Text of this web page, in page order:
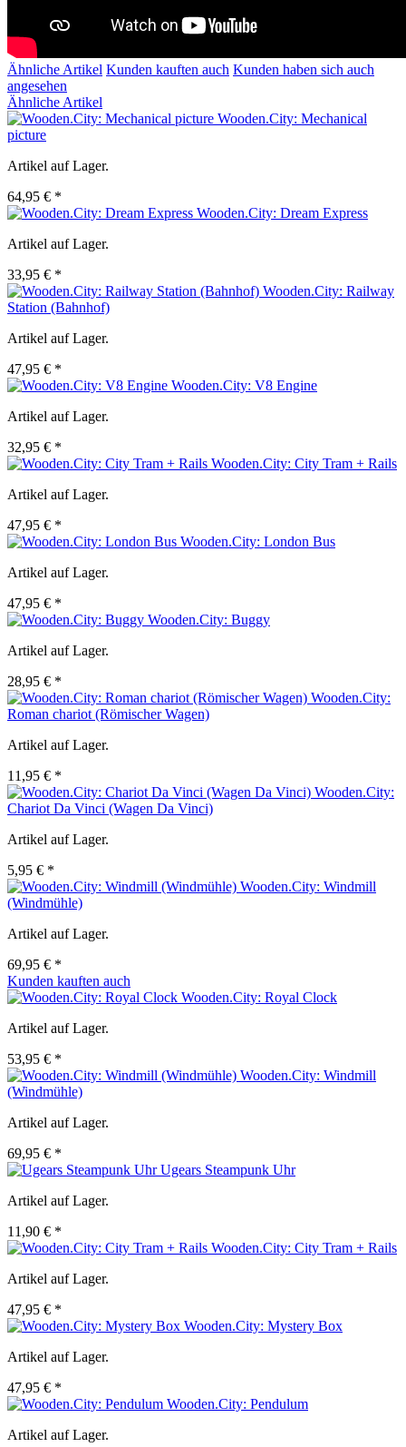
Ähnliche Artikel Kunden kauften auch Kunden haben sich auch
angesehen
Ähnliche Artikel
Wooden.City: Mechanical
picture
Artikel auf Lager.
64,95 € *
Wooden.City: Dream Express
Artikel auf Lager.
33,95 € *
Wooden.City: Railway
Station (Bahnhof)
Artikel auf Lager.
47,95 € *
Wooden.City: V8 Engine
Artikel auf Lager.
32,95 € *
Wooden.City: City Tram + Rails
Artikel auf Lager.
47,95 € *
Wooden.City: London Bus
Artikel auf Lager.
47,95 € *
Wooden.City: Buggy
Artikel auf Lager.
28,95 € *
Wooden.City:
Roman chariot (Römischer Wagen)
Artikel auf Lager.
11,95 € *
Wooden.City:
Chariot Da Vinci (Wagen Da Vinci)
Artikel auf Lager.
5,95 € *
Wooden.City: Windmill
(Windmühle)
Artikel auf Lager.
69,95 € *
Kunden kauften auch
Wooden.City: Royal Clock
Artikel auf Lager.
53,95 € *
Wooden.City: Windmill
(Windmühle)
Artikel auf Lager.
69,95 € *
Ugears Steampunk Uhr
Artikel auf Lager.
11,90 € *
Wooden.City: City Tram + Rails
Artikel auf Lager.
47,95 € *
Wooden.City: Mystery Box
Artikel auf Lager.
47,95 € *
Wooden.City: Pendulum
Artikel auf Lager.